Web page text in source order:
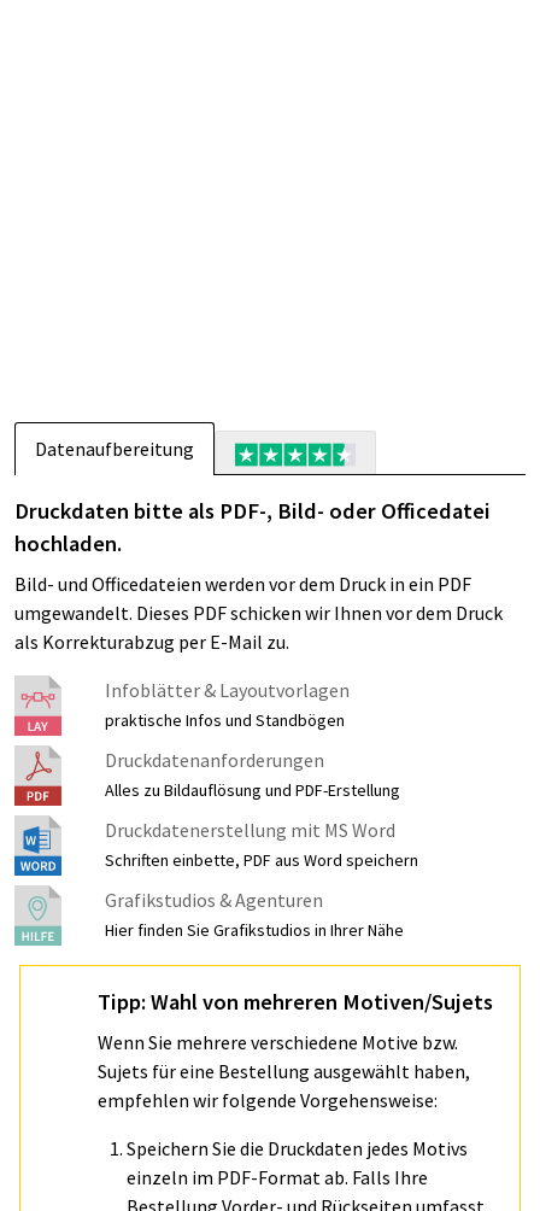
Datenaufbereitung
Druckdaten bitte als PDF-, Bild- oder Officedatei
hochladen.
Bild- und Officedateien werden vor dem Druck in ein PDF
umgewandelt. Dieses PDF schicken wir Ihnen vor dem Druck
als Korrekturabzug per E-Mail zu.
Infoblätter & Layoutvorlagen
praktische Infos und Standbögen
Druckdatenanforderungen
Alles zu Bildauflösung und PDF-Erstellung
Druckdatenerstellung mit MS Word
Schriften einbette, PDF aus Word speichern
Grafikstudios & Agenturen
Hier finden Sie Grafikstudios in Ihrer Nähe
Tipp: Wahl von mehreren Motiven/Sujets
Wenn Sie mehrere verschiedene Motive bzw.
Sujets für eine Bestellung ausgewählt haben,
empfehlen wir folgende Vorgehensweise:
Speichern Sie die Druckdaten jedes Motivs
einzeln im PDF-Format ab. Falls Ihre
Bestellung Vorder- und Rückseiten umfasst,